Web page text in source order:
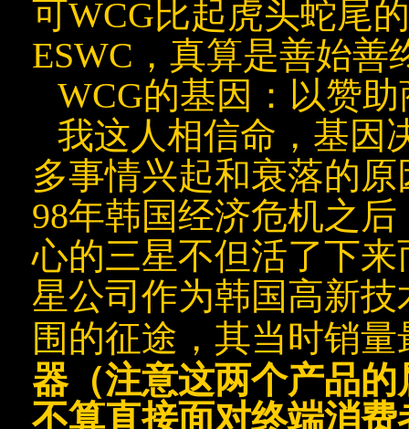
可WCG比起虎头蛇尾
ESWC，真算是善始善
WCG的基因：以赞
我这人相信命，基因
多事情兴起和衰落的
98年韩国经济危机之
心的三星不但活了下
星公司作为韩国高新
围的征途 ，其当时销
器（注意这两个产品
不算直接面对终端消费